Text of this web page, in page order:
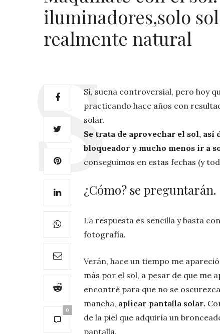
iluminadores,solo
realmente natural
0
Sí, suena controversial, pero hoy
practicando hace años con
solar.
Se trata de aprovechar el sol, así
bloqueador y mucho menos ir a
conseguimos en estas fechas (y
¿Cómo? se preguntarán.
La respuesta es sencilla y basta
fotografía.
Verán, hace un tiempo me
más por el sol, a pesar de que me
encontré para que no se
mancha, aplicar pantalla solar.
de la piel que adquiría un
pantalla.